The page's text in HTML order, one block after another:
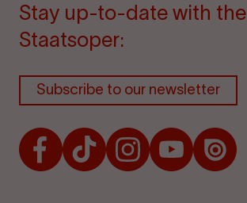
Stay up-to-date with the
Staatsoper:
Subscribe to our newsletter
FacebookTikTokInstagramYoutubeIssuu